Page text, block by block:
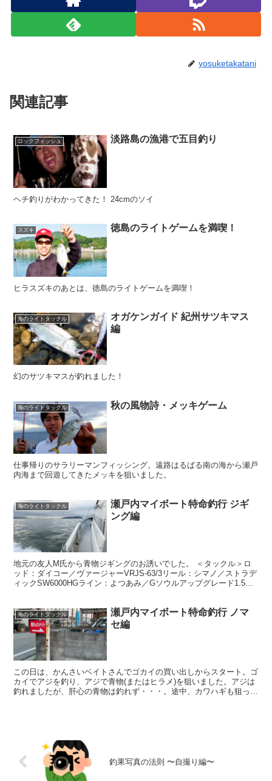
yosuketakatani
関連記事
ロックフィッシュ 淡路島の漁港で五目釣り
ヘチ釣りがわかってきた！ 24cmのソイ
スズキ 徳島のライトゲームを満喫！
ヒラスズキのあとは、徳島のライトゲームを満喫！
海のライトタックル
オガケンガイド 紀州サツキマス
編
幻のサツキマスが釣れました！
海のライトタックル 秋の風物詩・メッキゲーム
仕事帰りのサラリーマンフィッシング。遠路はるばる南の海から瀬戸
内海まで回遊してきたメッキを狙いました。
海のライトタックル
瀬戸内マイボート特命釣行 ジギ
ング編
地元の友人M氏から青物ジギングのお誘いでした。 ＜タックル＞ロ
ッド：ダイコー／ヴァージャーVRJS-63/3リール：シマノ／ストラデ
ィックSW6000HGライン：よつあみ／Gソウルアップグレード1.5号
海のライトタックル
瀬戸内マイボート特命釣行 ノマ
セ編
この日は、かんさいベイトさんでゴカイの買い出しからスタート。ゴ
カイでアジを釣り、アジで青物(またはヒラメ)を狙いました。アジは
釣れましたが、肝心の青物は釣れず・・・。途中、カワハギも狙って
釣果写真の法則 〜自撮り編〜